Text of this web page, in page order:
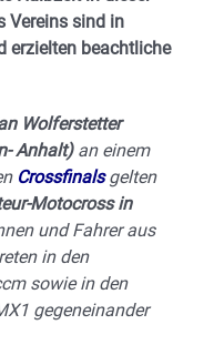
Vereins sind in
erzielten beachtliche
Wolferstetter
Anhalt)an einem
Crossfinals gelten
Motocross in
und Fahrer aus
in den
sowie in den
gegeneinander